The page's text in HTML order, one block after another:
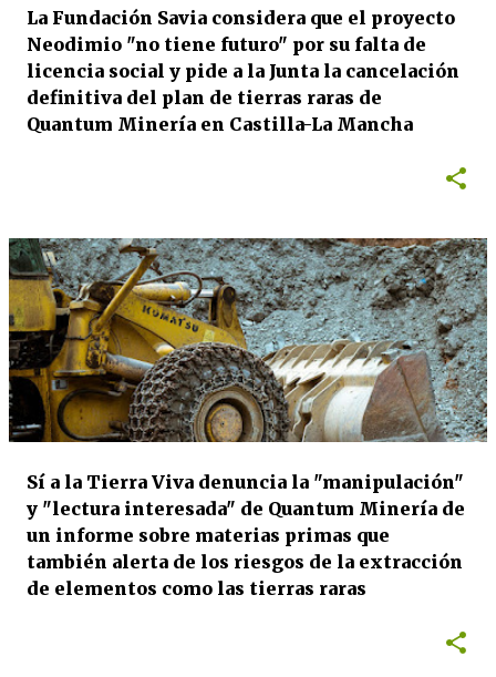
La Fundación Savia considera que el proyecto
Neodimio "no tiene futuro" por su falta de
licencia social y pide a la Junta la cancelación
definitiva del plan de tierras raras de
Quantum Minería en Castilla-La Mancha
Sí a la Tierra Viva denuncia la "manipulación"
y "lectura interesada" de Quantum Minería de
un informe sobre materias primas que
también alerta de los riesgos de la extracción
de elementos como las tierras raras